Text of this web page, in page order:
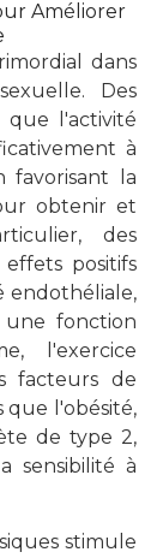
Améliorer
dans
Des
que l'activité
à
favorisant la
obtenir et
des
positifs
endothéliale,
une fonction
l'exercice
facteurs de
que l'obésité,
de type 2,
sensibilité à
stimule